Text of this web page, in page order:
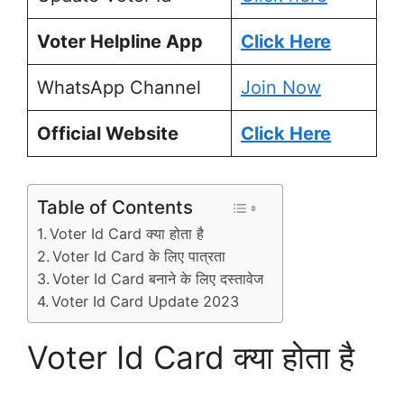
Voter Helpline App Click Here
WhatsApp Channel Join Now
Official Website Click Here
Table of Contents
Voter Id Card क्या होता है
Voter Id Card के लिए पात्रता
Voter Id Card बनाने के लिए दस्तावेज
Voter Id Card Update 2023
Voter Id Card क्या होता है